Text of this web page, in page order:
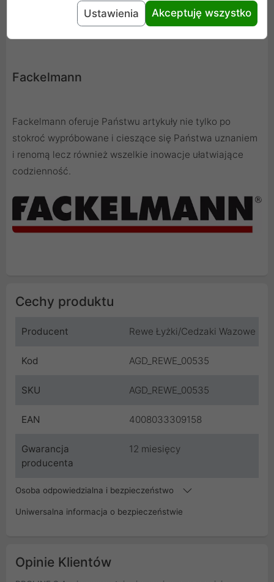
Fackelmann
Fackelmann oferuje Państwu artykuły nie tylko po
stokroć wypróbowane i cieszące się Państwa uznaniem
i renomą lecz również wszelkie inowacje ułatwiające
codzienność.
Cechy produktu
Producent Rewe Łyżki/Cedzaki Wazowe
Kod AGD_REWE_00535
SKU AGD_REWE_00535
EAN 4008033309158
Gwarancja
producenta
12 miesięcy
Osoba odpowiedzialna i bezpieczeństwo
Uniwersalna informacja o bezpieczeństwie
Opinie Klientów
Ustawienia Akceptuję wszystko